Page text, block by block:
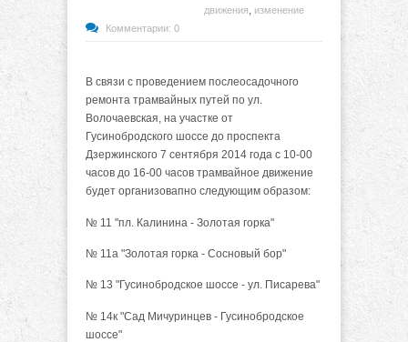
движения, изменение
Комментарии: 0
В связи с проведением послеосадочного
ремонта трамвайных путей по ул.
Волочаевская, на участке от
Гусинобродского шоссе до проспекта
Дзержинского 7 сентября 2014 года с 10-00
часов до 16-00 часов трамвайное движение
будет организовапно следующим образом:
№ 11 "пл. Калинина - Золотая горка"
№ 11а "Золотая горка - Сосновый бор"
№ 13 "Гусинобродское шоссе - ул. Писарева"
№ 14к "Сад Мичуринцев - Гусинобродское
шоссе"